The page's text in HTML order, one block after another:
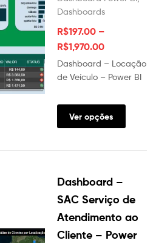
Dashboards
R$197.00 –
R$1,970.00
Dashboard – Locação
de Veículo – Power BI
Ver opções
tem
podem
na
Dashboard –
SAC Serviço de
Atendimento ao
Cliente – Power